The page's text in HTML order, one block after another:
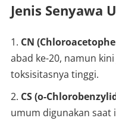
Jenis Senyawa
CN
abad ke-20, namun
toksisitasnya tinggi.
CS (o-
umum digunakan saat